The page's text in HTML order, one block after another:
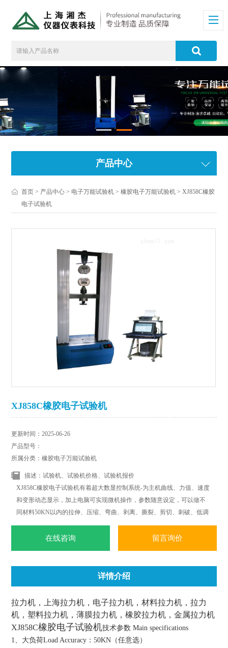
产品中心
首页 > 产品中心 > 电子万能试验机 >橡胶电子万能试验机 > XJ858C橡胶
电子试验机
XJ858C橡胶电子试验机
更新时间：2025-06-26
产品型号：
所属分类：橡胶电子万能试验机
描述：试验机、试验机价格、试验机报价
XJ858C橡胶电子试验机有着超大数显控制系统-为主机曲线、力值、速度
和变形动态显示，加上电脑可实现微机操作，参数随意设定，可以做不
同材料50KN以内的拉伸、压缩、弯曲、剥离、撕裂、剪切、刺破、低调
疲劳等多项力学试验.可根据标准ISO.JIS.ASTM.DIN等标准和国外标准进
行试验和提供数据.
在线咨询 留言询价
详情介绍
拉力机，上海拉力机，电子拉力机，材料拉力机，拉力
机，塑料拉力机，薄膜拉力机，橡胶拉力机，金属拉力机
XJ858C橡胶电子试验机技术参数 Main specifications
1、大负荷Load Accuracy：50KN（任意选）